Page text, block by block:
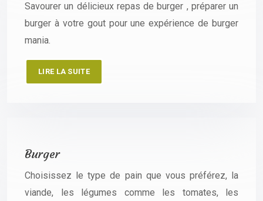
Savourer un délicieux repas de burger , préparer un
burger à votre gout pour une expérience de burger
mania.
LIRE LA SUITE
Burger
Choisissez le type de pain que vous préférez, la
viande, les légumes comme les tomates, les